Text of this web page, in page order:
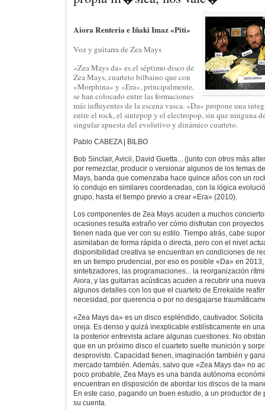
Aiora Renteria e Iñaki Imaz «Piti»
Voz y guitarra de Zea Mays
«Zea Mays da» es el séptimo disco de
Zea Mays, cuarteto bilbaino que con
«Morphina» y «Era», principalmente,
se han colocado entre las formaciones
más influyentes de la escena vasca. «Da» propone una
entre el rock, el sintepop y el electropop, sin que ninguna
singular apuesta del evolutivo y dinámico cuarteto.
Pablo CABEZA | BILBO
Bob Sinclair, Avicii, David Guetta... (junto con otros más
por remezclar, producir o versionar algunos de los temas
Mays, banda que comenzaba hace quince años con un
lo condujo en similares coordenadas, con la lógica
grupo, hasta el tiempo previo a crear «Era» (2010).
Los componentes de Zea Mays acuden a muchos
ocasiones resulta extraño ver cómo disfrutan con
tienen nada que ver con su estilo. Tiempo atrás, cabe
asimilaban de forma rápida o directa, pero con el nivel
disponibilidad creativa se encuentran en condiciones de
en un tiempo prudencial, por eso es posible «Da» en
sintetizadores, las programaciones... la reorganización
Aiora, y las guitarras acústicas acuden a recubrir una
algunos detalles con los que el cuarteto de Errekalde
necesidad, por querencia o por no desgajarse
«Zea Mays da» es un disco espléndido, cautivador.
oreja. Es denso y quizá inexplicable estilísticamente en
la posterior entrevista aclare algunas cuestiones. No
que en un próximo disco el cuarteto suelte munición y
desprovisto. Capacidad tienen, imaginación también y
mercado también. Además, salvo que «Zea Mays da» no
poco probable, Zea Mays es una banda autónoma
encuentran en disposición de abordar los discos de la
En este caso, pagando un buen estudio, a un productor
su cuenta.